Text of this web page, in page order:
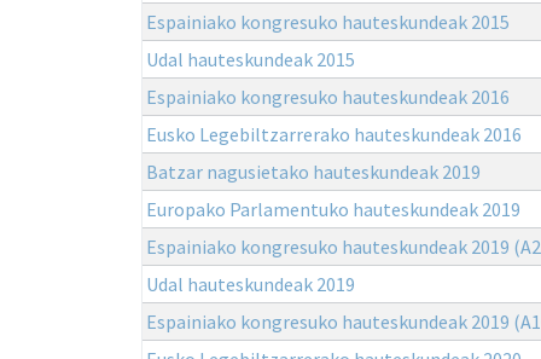
Espainiako kongresuko hauteskundeak 2015
Udal hauteskundeak 2015
Espainiako kongresuko hauteskundeak 2016
Eusko Legebiltzarrerako hauteskundeak 2016
Batzar nagusietako hauteskundeak 2019
Europako Parlamentuko hauteskundeak 2019
Espainiako kongresuko hauteskundeak 2019
Udal hauteskundeak 2019
Espainiako kongresuko hauteskundeak 2019